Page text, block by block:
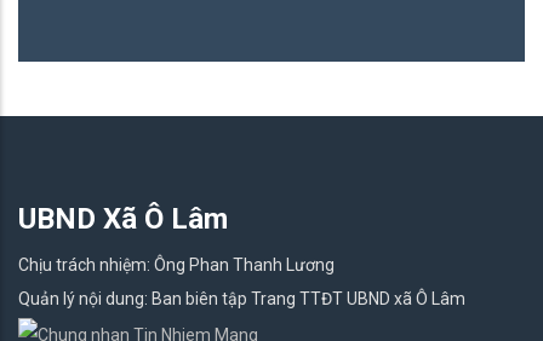
UBND Xã Ô Lâm
Chịu trách nhiệm: Ông Phan Thanh Lương
Quản lý nội dung: Ban biên tập Trang TTĐT UBND xã Ô Lâm